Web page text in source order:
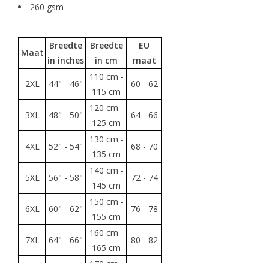
260 gsm
Maat
Breedte
in inches
Breedte
in cm
EU
maat
2XL 44" - 46"
110 cm -
115 cm
60 - 62
3XL 48" - 50"
120 cm -
125 cm
64 - 66
4XL 52" - 54"
130 cm -
135 cm
68 - 70
5XL 56" - 58"
140 cm -
145 cm
72 - 74
6XL 60" - 62"
150 cm -
155 cm
76 - 78
7XL 64" - 66"
160 cm -
165 cm
80 - 82